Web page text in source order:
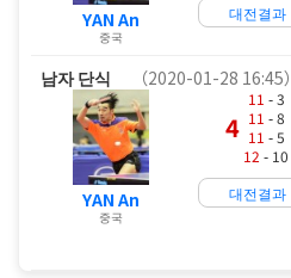
YAN An
중국
대전결과
남자 단식 （2020-01-28 16:45）
YAN An
중국
4
11 - 3
11 - 8
11 - 5
12 - 10
대전결과